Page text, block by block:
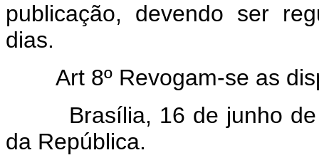
publicação, devendo ser
dias.
Art 8º Revogam-se as
Brasília, 16 de junho de
da República.